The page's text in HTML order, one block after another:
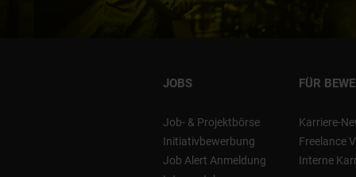
JOBS
Job- & Projektbörse
Initiativbewerbung
Job Alert Anmeldung
FÜR
Karriere-
Freelance
Interne